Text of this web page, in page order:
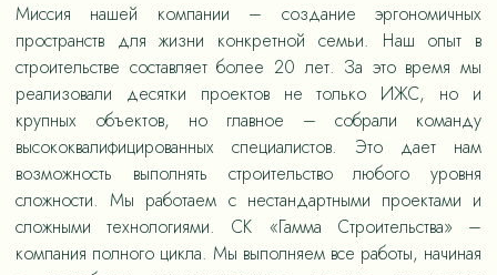
Миссия нашей компании – создание эргономичных
пространств для жизни конкретной семьи. Наш опыт в
строительстве составляет более 20 лет. За это время мы
реализовали десятки проектов не только ИЖС, но и
крупных объектов, но главное – собрали команду
высококвалифицированных специалистов. Это дает нам
возможность выполнять строительство любого уровня
сложности. Мы работаем с нестандартными проектами и
сложными технологиями. СК «Гамма Строительства» –
компания полного цикла. Мы выполняем все работы, начиная